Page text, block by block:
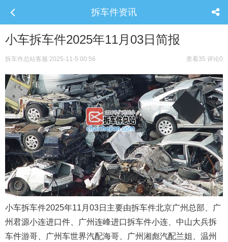
拆车件资讯
小车拆车件2025年11月03日简报
拆车件总站客服 2025-11-5 00:56 查看35 评论0
小车拆车件2025年11月03日主要由拆车件北京广州总部、广
州君源小连进口件、广州连峰进口拆车件小连、中山大兵拆
车件游哥、广州车世界汽配海哥、广州湘彪汽配兰姐、温州